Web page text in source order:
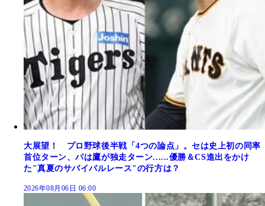
大展望！ プロ野球後半戦「4つの論点」。セは史上初の同率
首位ターン、パは鷹が独走ターン......優勝＆CS進出をかけ
た"真夏のサバイバルレース"の行方は？
2026年08月06日 06:00